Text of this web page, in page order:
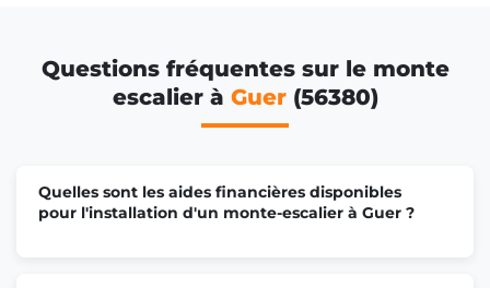
Questions fréquentes sur le monte
escalier à Guer(56380)
Quelles sont les aides financières disponibles
pour l'installation d'un monte-escalier à Guer ?